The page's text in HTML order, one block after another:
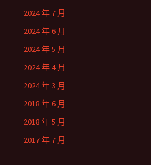
2024 年 7 月
2024 年 6 月
2024 年 5 月
2024 年 4 月
2024 年 3 月
2018 年 6 月
2018 年 5 月
2017 年 7 月